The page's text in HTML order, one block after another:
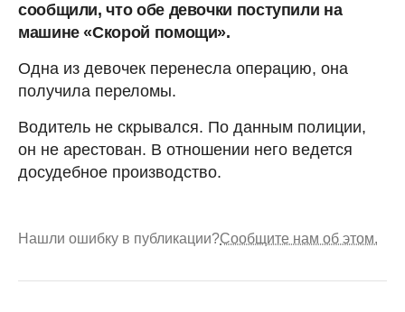
сообщили, что обе девочки поступили на
машине «Скорой помощи».
Одна из девочек перенесла операцию, она
получила переломы.
Водитель не скрывался. По данным полиции,
он не арестован. В отношении него ведется
досудебное производство.
Нашли ошибку в публикации?Сообщите нам об этом.